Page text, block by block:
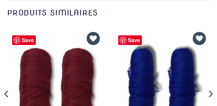
PRODUITS SIMILAIRES
Save
Ajouter
à la liste
d’envies
Save
Ajouter
à la liste
d’envies